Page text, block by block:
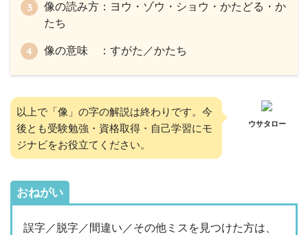
像の読み方：ヨウ・ゾウ・ショウ・かたどる・か
たち
像の意味 ：すがた／かたち
以上で「像」の字の解説は終わりです。今
後とも受験勉強・資格取得・自己学習にモ
ジナビをお役立てください。
ウサタロー
おねがい
誤字／脱字／間違い／その他ミスを見つけた方は、